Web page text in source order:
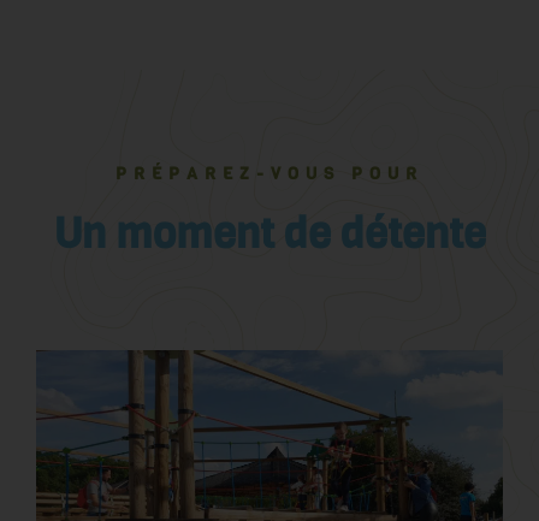
PRÉPAREZ-VOUS POUR
Un moment de détente